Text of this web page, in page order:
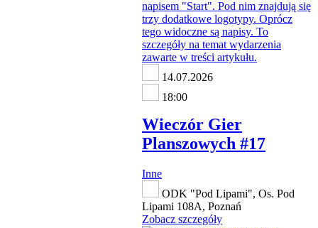
14.07.2026
18:00
Wieczór Gier
Planszowych #17
Inne
ODK "Pod Lipami", Os. Pod
Lipami 108A, Poznań
Zobacz szczegóły